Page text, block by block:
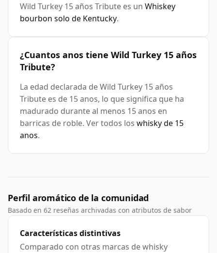
Wild Turkey 15 años Tribute es un Whiskey
bourbon solo de Kentucky.
¿Cuantos anos tiene Wild Turkey 15 años
Tribute?
La edad declarada de Wild Turkey 15 años
Tribute es de 15 anos, lo que significa que ha
madurado durante al menos 15 anos en
barricas de roble. Ver todos los whisky de 15
anos.
Perfil aromático de la comunidad
Basado en 62 reseñas archivadas con atributos de sabor
Características distintivas
Comparado con otras marcas de whisky